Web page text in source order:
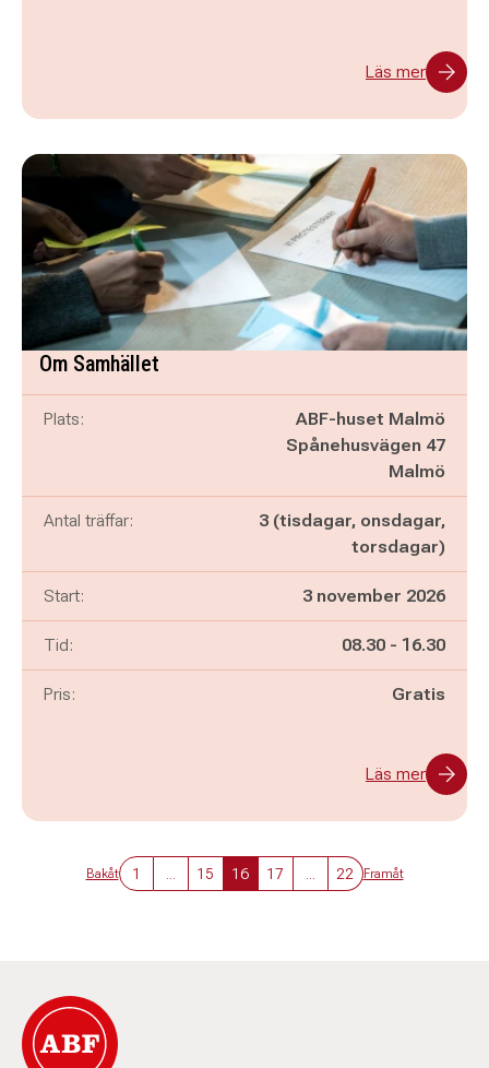
Läs mer
Om Samhället
Plats:
ABF-huset Malmö
Spånehusvägen 47
Malmö
Antal träffar:
3 (tisdagar, onsdagar,
torsdagar)
Start: 3 november 2026
Tid: Pågår mellan
08.30 - och
16.30
Pris: Gratis
Läs mer
Bakåt 1 15 16 17 22 Framåt